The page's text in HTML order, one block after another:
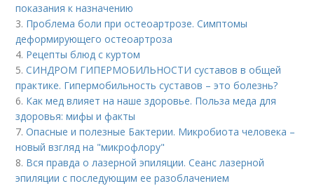
показания к назначению
3. Проблема боли при остеоартрозе. Симптомы
деформирующего остеоартроза
4. Рецепты блюд с куртом
5.СИНДРОМ ГИПЕРМОБИЛЬНОСТИ суставов в общей
практике. Гипермобильность суставов – это болезнь?
6. Как мед влияет на наше здоровье. Польза меда для
здоровья: мифы и факты
7.Опасные и полезные Бактерии. Микробиота человека –
новый взгляд на "микрофлору"
8. Вся правда о лазерной эпиляции. Сеанс лазерной
эпиляции с последующим ее разоблачением